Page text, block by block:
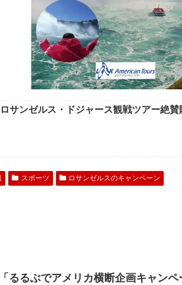
サンゼルス・ドジャース観戦ツアー絶賛
スポーツ ロサンゼルスのキャンペーン
「るるぶでアメリカ横断企画キャン